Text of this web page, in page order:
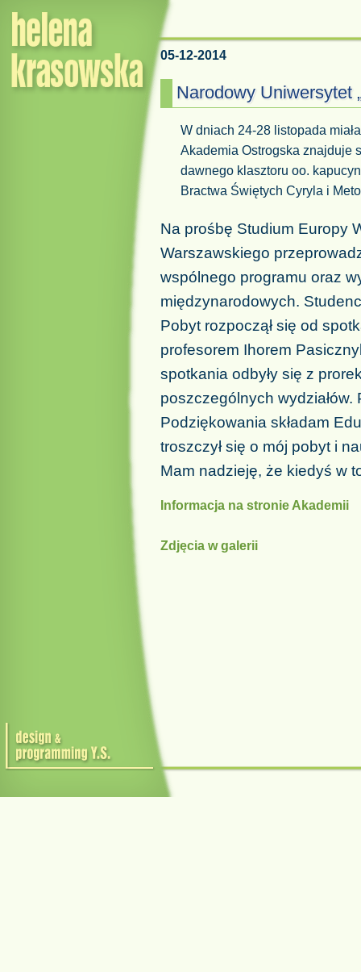
05-12-2014
Narodowy Uniwersytet
W dniach 24-28 listopada
Akademia Ostrogska znajduje
dawnego klasztoru oo.
Bractwa Świętych Cyryla i
Na prośbę Studium Europy
Warszawskiego
wspólnego programu oraz
międzynarodowych.
Pobyt rozpoczął się od
profesorem Ihorem
spotkania odbyły się z
poszczególnych wydziałów.
Podziękowania składam
troszczył się o mój pobyt i
Mam nadzieję, że kiedyś w
Informacja na stronie Akademii
Zdjęcia w galerii